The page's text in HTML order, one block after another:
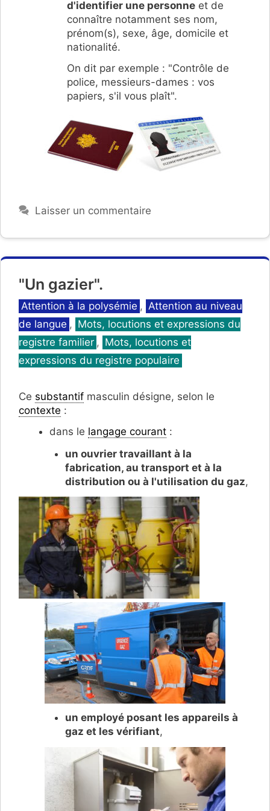
d'identifier une personne et de
connaître notamment ses nom,
prénom(s), sexe, âge, domicile et
nationalité.
On dit par exemple : "Contrôle de
police, messieurs-dames : vos
papiers, s'il vous plaît".
Laisser un commentaire
"Un gazier".
Catégories
Attention à la polysémie , Attention au niveau
de langue , Mots, locutions et expressions du
registre familier , Mots, locutions et
expressions du registre populaire
Ce substantif masculin désigne, selon le
contexte :
dans le langage courant :
un ouvrier travaillant à la
fabrication, au transport et à la
distribution ou à l'utilisation du gaz,
un employé posant les appareils à
gaz et les vérifiant,